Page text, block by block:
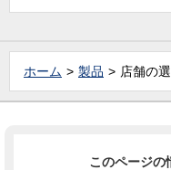
ホーム 製品 店舗の
このページの